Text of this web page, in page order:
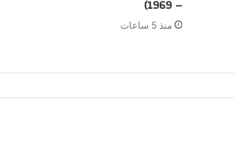
– 1969)
منذ 5 ساعات